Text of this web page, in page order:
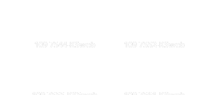
109 7544-KSweb 109 7552-KSweb